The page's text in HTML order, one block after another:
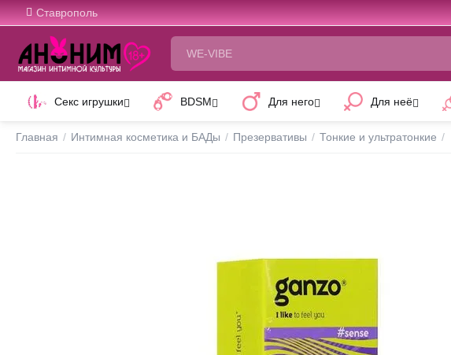
Ставрополь
Секс игрушки BDSM Для него Для неё
Главная / Интимная косметика и БАДы / Презервативы / Тонкие и ультратонкие /